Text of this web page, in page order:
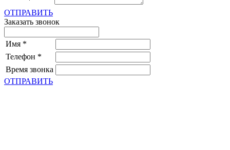
ОТПРАВИТЬ
Заказать звонок
Имя *
Телефон *
Время звонка
ОТПРАВИТЬ